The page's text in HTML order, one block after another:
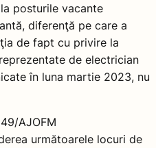
posturile vacante
diferenţă pe care a
de fapt cu privire la
de electrician
în luna martie 2023, nu
AJOFM
următoarele locuri de